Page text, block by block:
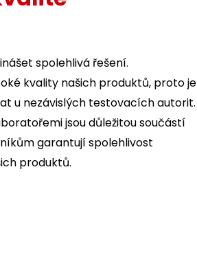
spolehlivá řešení.
kvality našich produktů, proto je
u nezávislých testovacích autorit.
jsou důležitou součástí
garantují spolehlivost
produktů.